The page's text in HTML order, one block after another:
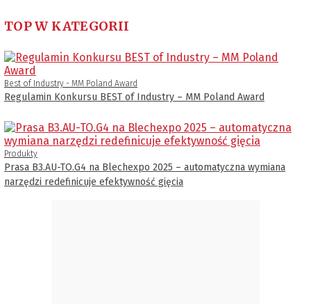
TOP W KATEGORII
Best of Industry - MM Poland Award
Regulamin Konkursu BEST of Industry – MM Poland Award
Produkty
Prasa B3.AU-TO.G4 na Blechexpo 2025 – automatyczna wymiana
narzędzi redefinicuje efektywność gięcia